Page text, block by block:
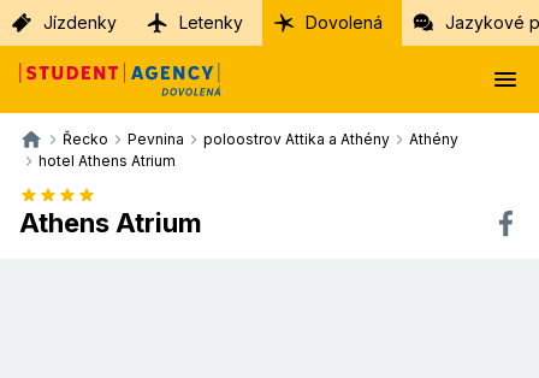
Jízdenky Letenky Dovolená Jazykové
Řecko Pevnina poloostrov Attika a Athény
Athény
hotel Athens Atrium
Athens Atrium